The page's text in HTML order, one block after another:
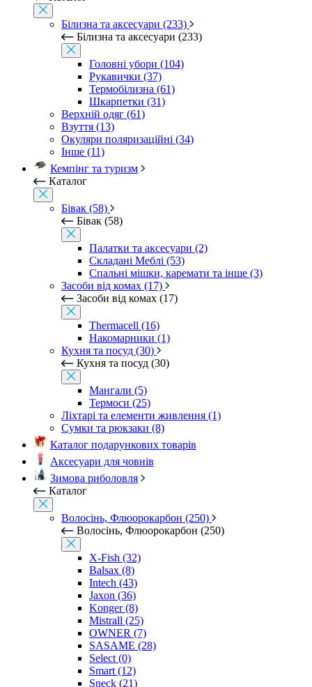
Білизна та аксесуари (233)
Білизна та аксесуари (233)
Головні убори (104)
Рукавички (37)
Термобілизна (61)
Шкарпетки (31)
Верхній одяг (61)
Взуття (13)
Окуляри поляризаційні (34)
Інше (11)
Кемпінг та туризм
Каталог
Бівак (58)
Бівак (58)
Палатки та аксесуари (2)
Складані Меблі (53)
Спальні мішки, каремати та інше (3)
Засоби від комах (17)
Засоби від комах (17)
Thermacell (16)
Накомарники (1)
Кухня та посуд (30)
Кухня та посуд (30)
Мангали (5)
Термоси (25)
Ліхтарі та елементи живлення (1)
Сумки та рюкзаки (8)
Каталог подарункових товарів
Аксесуари для човнів
Зимова риболовля
Каталог
Волосінь, Флюорокарбон (250)
Волосінь, Флюорокарбон (250)
X-Fish (32)
Balsax (8)
Intech (43)
Jaxon (36)
Konger (8)
Mistrall (25)
OWNER (7)
SASAME (28)
Select (0)
Smart (12)
Sneck (21)